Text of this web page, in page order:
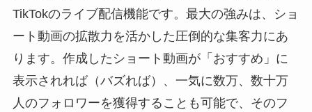
TikTokのライブ配信機能です。最大の強みは、ショ
ート動画の拡散力を活かした圧倒的な集客力にあ
ります。作成したショート動画が「おすすめ」に
表示されれば（バズれば）、一気に数万、数十万
人のフォロワーを獲得することも可能で、そのフ